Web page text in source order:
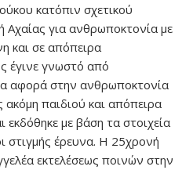
κατόπιν σχετικού
Αχαίας για ανθρωποκτονία με
και σε απόπειρα
έγινε γνωστό από
αφορά στην ανθρωποκτονία
παιδιού και απόπειρα
με βάση τα στοιχεία
στιγμής έρευνα. Η 25χρονή
εκτελέσεως ποινών στην